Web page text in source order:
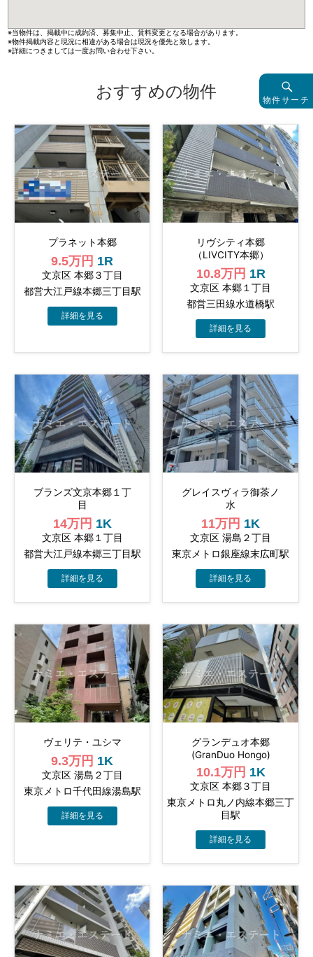
※当物件は、掲載中に成約済、募集中止、賃料変更となる場合があります。
※物件掲載内容と現況に相違がある場合は現況を優先と致します。
※詳細につきましては一度お問い合わせ下さい。
おすすめの物件
プラネット本郷
9.5万円 1R
文京区 本郷３丁目
都営大江戸線本郷三丁目駅
リヴシティ本郷
（LIVCITY本郷）
10.8万円 1R
文京区 本郷１丁目
都営三田線水道橋駅
ブランズ文京本郷１丁
目
14万円 1K
文京区 本郷１丁目
都営大江戸線本郷三丁目駅
グレイスヴィラ御茶ノ
水
11万円 1K
文京区 湯島２丁目
東京メトロ銀座線末広町駅
ヴェリテ・ユシマ
9.3万円 1K
文京区 湯島２丁目
東京メトロ千代田線湯島駅
グランデュオ本郷
(GranDuo Hongo)
10.1万円 1K
文京区 本郷３丁目
東京メトロ丸ノ内線本郷三丁
目駅
物件サーチ